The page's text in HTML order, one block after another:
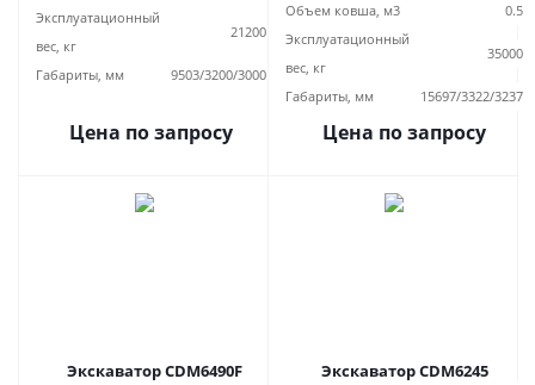
Эксплуатационный
вес, кг
21200
Габариты, мм 9503/3200/3000
Цена по запросу
Объем ковша, м3
0.5
Эксплуатационный
вес, кг
35000
Габариты, мм 15697/3322/3237
Цена по запросу
Экскаватор CDM6490F Экскаватор CDM6245